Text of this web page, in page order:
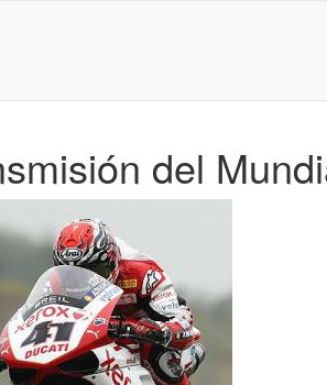
del